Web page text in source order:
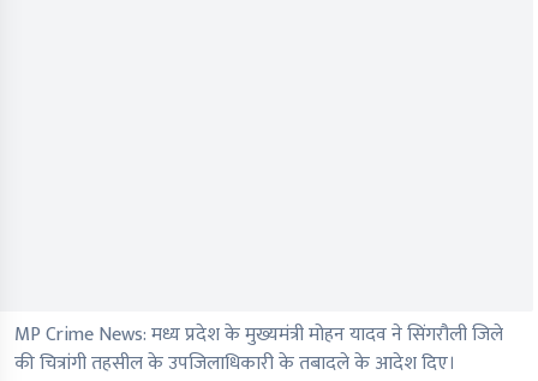
MP Crime News: मध्य प्रदेश के मुख्यमंत्री मोहन यादव ने सिंगरौली जिले
की चित्रांगी तहसील के उपजिलाधिकारी के तबादले के आदेश दिए।